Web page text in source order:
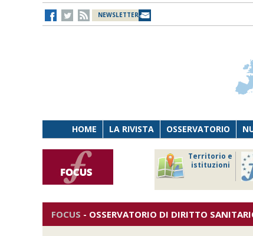
NEWSLETTER
HOME LA RIVISTA OSSERVATORIO
Territorio e
istituzioni
FOCUS - OSSERVATORIO DI DIRITTO